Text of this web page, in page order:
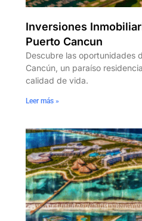
Inversiones
Puerto Cancun
Descubre las oportunidades
Cancún, un paraíso
calidad de vida.
Leer más »